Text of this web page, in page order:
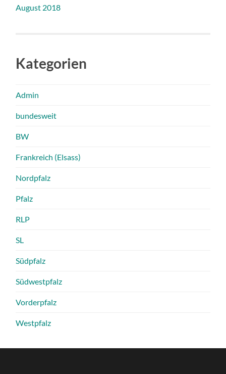
August 2018
Kategorien
Admin
bundesweit
BW
Frankreich (Elsass)
Nordpfalz
Pfalz
RLP
SL
Südpfalz
Südwestpfalz
Vorderpfalz
Westpfalz